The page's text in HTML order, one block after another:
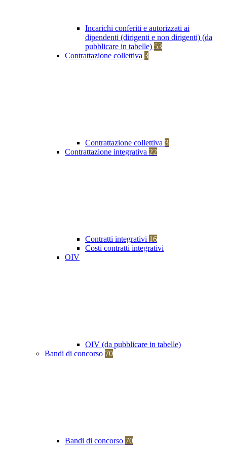
Incarichi conferiti e autorizzati ai
dipendenti (dirigenti e non dirigenti) (da
pubblicare in tabelle) 53
Contrattazione collettiva 3
Contrattazione collettiva 3
Contrattazione integrativa 22
Contratti integrativi 16
Costi contratti integrativi
OIV
OIV (da pubblicare in tabelle)
Bandi di concorso 70
Bandi di concorso 70